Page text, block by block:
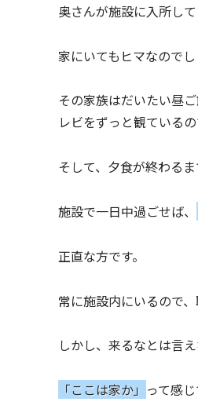
奥さんが施設に入所し
家にいてもヒマなのでし
その家族はだいたい昼
レビをずっと観ているの
そして、夕食が終わる
施設で一日中過ごせば、
正直な方です。
常に施設内にいるので
しかし、来るなとは言
「ここは家か」 って感じ